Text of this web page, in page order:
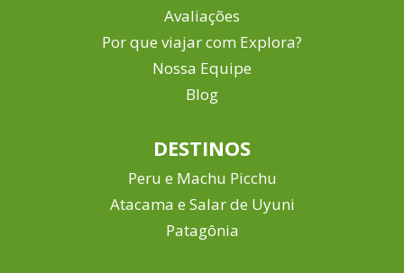
Avaliações
Por que viajar com Explora?
Nossa Equipe
Blog
DESTINOS
Peru e Machu Picchu
Atacama e Salar de Uyuni
Patagônia